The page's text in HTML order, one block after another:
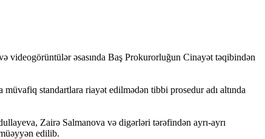
videogörüntülər əsasında Baş Prokurorluğun Cinayət təqibindən
standartlara riayət edilmədən tibbi prosedur adı altında
Zairə Salmanova və digərləri tərəfindən ayrı-ayrı
edilib.